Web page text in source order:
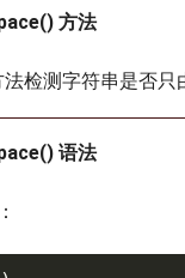
方法
检测字符串是否只
语法